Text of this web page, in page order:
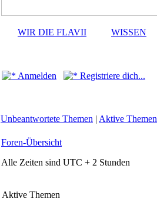
WIR DIE FLAVII WISSEN
Anmelden Registriere dich...
Unbeantwortete Themen | Aktive Themen
Foren-Übersicht
Alle Zeiten sind UTC + 2 Stunden
Aktive Themen